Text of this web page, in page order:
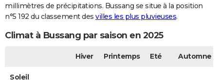
millimètres de précipitations. Bussang se situe à la position
n°5 192 du classement des villes les plus pluvieuses.
Climat à Bussang par saison en 2025
Hiver Printemps Eté Automne
Soleil